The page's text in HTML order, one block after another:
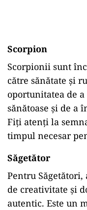
Scorpion
Scorpionii sunt
către sănătate și
oportunitatea de
sănătoase și de a
Fiți atenți la
timpul necesar
Săgetător
Pentru Săgetători,
de creativitate și
autentic. Este un